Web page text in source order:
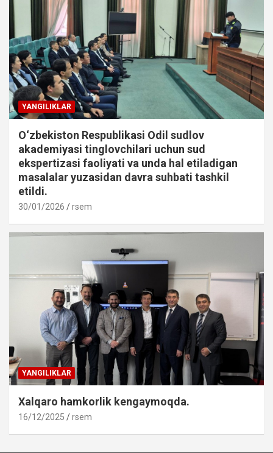
YANGILIKLAR
O‘zbekiston Respublikasi Odil sudlov
akademiyasi tinglovchilari uchun sud
ekspertizasi faoliyati va unda hal etiladigan
masalalar yuzasidan davra suhbati tashkil
etildi.
30/01/2026 rsem
YANGILIKLAR
Xalqaro hamkorlik kengaymoqda.
16/12/2025 rsem